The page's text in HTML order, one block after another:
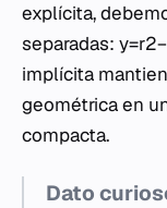
explícita,
separadas:
implícita
geométrica en
compacta.
Dato